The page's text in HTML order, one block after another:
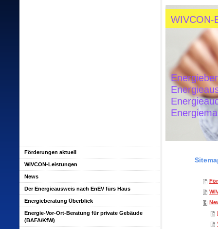
WIVCON-
Förderungen aktuell
WIVCON-Leistungen
News
Der Energieausweis nach EnEV fürs Haus
Energieberatung Überblick
Energie-Vor-Ort-Beratung für private Gebäude
(BAFA/KfW)